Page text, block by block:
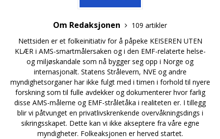
Om Redaksjonen
109 artikler
Nettsiden er et folkeinitiativ for å påpeke KEISEREN UTEN
KLÆR i AMS-smartmålersaken og i den EMF-relaterte helse-
og miljøskandale som nå bygger seg opp i Norge og
internasjonalt. Statens Strålevern, NVE og andre
myndighetsorganer har ikke fulgt med i timen i forhold til nyere
forskning som til fulle avdekker og dokumenterer hvor farlig
disse AMS-målerne og EMF-stråletåka i realiteten er. I tillegg
blir vi påtvunget en privatlivskrenkende overvåkningsdings i
sikringsskapet. Dette kan vi ikke akseptere fra våre egne
myndigheter. Folkeaksjonen er herved startet.